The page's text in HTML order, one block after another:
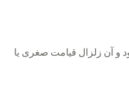
و آن زلزال قیامت صغرى یا